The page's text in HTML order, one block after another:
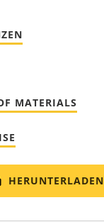
MATERIALS
HERUNTERLADEN